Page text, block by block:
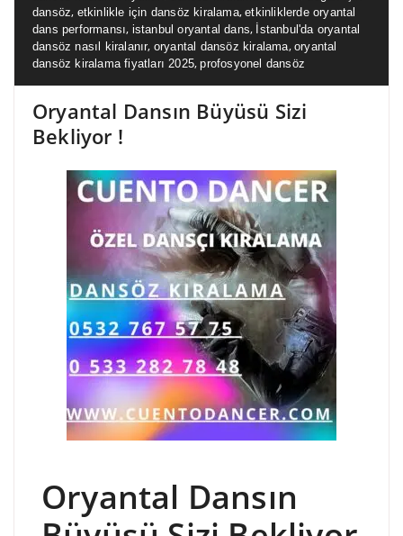
dansöz, etkinlikle için dansöz kiralama,etkinliklerde oryantal
dans performansı, istanbul oryantal dans, İstanbul'da oryantal
dansöz nasıl kiralanır, oryantal dansöz kiralama,oryantal
dansöz kiralama fiyatları 2025,profosyonel dansöz
Oryantal Dansın Büyüsü Sizi
Bekliyor !
Oryantal Dansın